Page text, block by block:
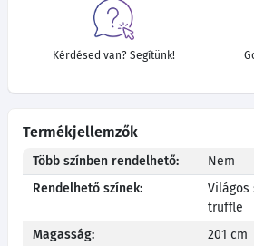
Kérdésed van? Segítünk!
Termékjellemzők
Több színben rendelhető:
Nem
Rendelhető színek:
Világos
truffle
Magasság:
201 cm